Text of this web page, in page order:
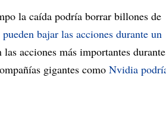
la caída podría borrar billones de
bajar las acciones durante un
acciones más importantes
gigantes como Nvidia